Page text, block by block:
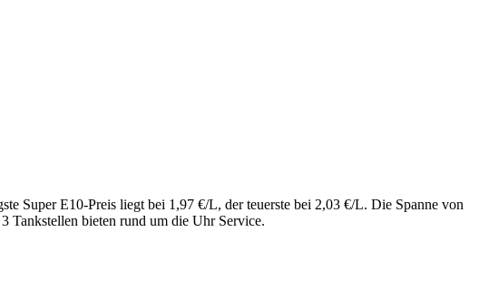
Super E10-Preis liegt bei 1,97 €/L, der teuerste bei 2,03 €/L. Die Spanne von
Tankstellen bieten rund um die Uhr Service.